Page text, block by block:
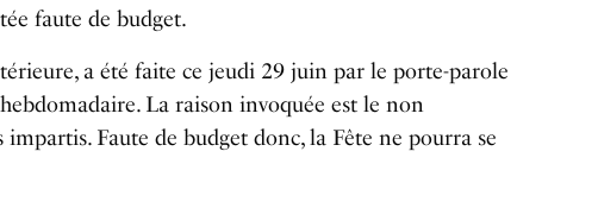
faute de budget.
a été faite ce jeudi 29 juin par le porte-parole
La raison invoquée est le non
Faute de budget donc, la Fête ne pourra se